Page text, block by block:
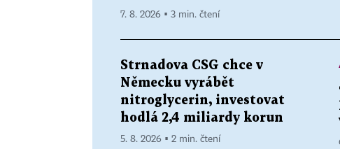
7. 8. 2026 ▪ 3 min. čtení
Strnadova CSG chce v
Německu vyrábět
nitroglycerin, investovat
hodlá 2,4 miliardy korun
5. 8. 2026 ▪ 2 min. čtení